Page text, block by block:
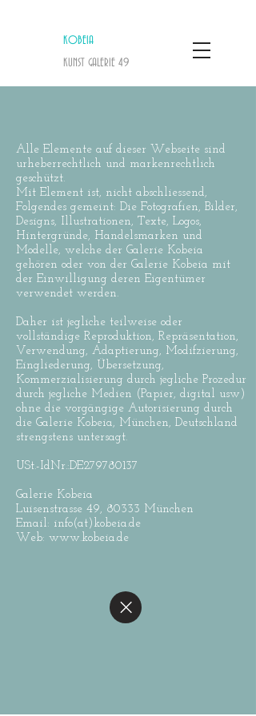
KOBEIA
KUNST GALERIE ​ 49
Alle Elemente auf dieser Webseite sind
urheberrechtlich und markenrechtlich
geschützt.
Mit Element ist, nicht abschliessend,
Folgendes gemeint: Die Fotografien, Bilder,
Designs, Illustrationen, Texte, Logos,
Hintergründe, Handelsmarken und
Modelle, welche der Galerie Kobeia
gehören oder von der Galerie Kobeia mit
der Einwilligung deren Eigentümer
verwendet werden.
Daher ist jegliche teilweise oder
vollständige Reproduktion, Repräsentation,
Verwendung, Adaptierung, Modifzierung,
Eingliederung, Übersetzung,
Kommerzialisierung durch jegliche Prozedur
durch jegliche Medien (Papier, digital usw)
ohne die vorgängige Autorisierung durch
die Galerie Kobeia, München, Deutschland
strengstens untersagt.
USt.-IdNr.:DE279780137
Galerie Kobeia
Luisenstrasse 49, 80333 München
Email: info(at)kobeia.de
Web: www.kobeia.de